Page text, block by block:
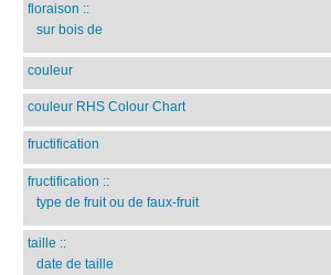
floraison ::
sur bois de
couleur
couleur RHS Colour Chart
fructification
fructification ::
type de fruit ou de faux-fruit
taille ::
date de taille